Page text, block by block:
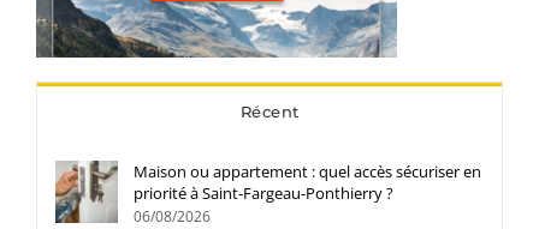
Récent
Maison ou appartement : quel accès sécuriser en
priorité à Saint-Fargeau-Ponthierry ?
06/08/2026